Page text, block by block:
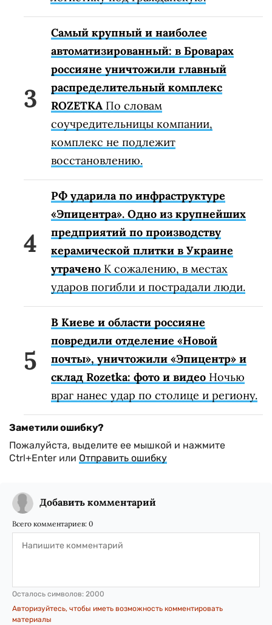
Самый крупный и наиболее
автоматизированный: в Броварах
россияне уничтожили главный
распределительный комплекс
ROZETKA По словам
соучредительницы компании,
комплекс не подлежит
восстановлению.
РФ ударила по инфраструктуре
«Эпицентра». Одно из крупнейших
предприятий по производству
керамической плитки в Украине
утрачено К сожалению, в местах
ударов погибли и пострадали люди.
В Киеве и области россияне
повредили отделение «Новой
почты», уничтожили «Эпицентр» и
склад Rozetka: фото и видео Ночью
враг нанес удар по столице и региону.
Заметили ошибку?
Пожалуйста, выделите ее мышкой и нажмите
Ctrl+Enter или Отправить ошибку
Добавить комментарий
Всего комментариев: 0
Осталось символов: 2000
Авторизуйтесь, чтобы иметь возможность комментировать
материалы